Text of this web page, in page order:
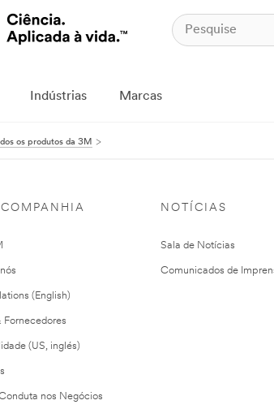
Indústrias Marcas
os produtos da 3M
(English)
Fornecedores
(US, inglés)
nos Negócios
NOTÍCIAS
Sala de Notícias
Comunicados de